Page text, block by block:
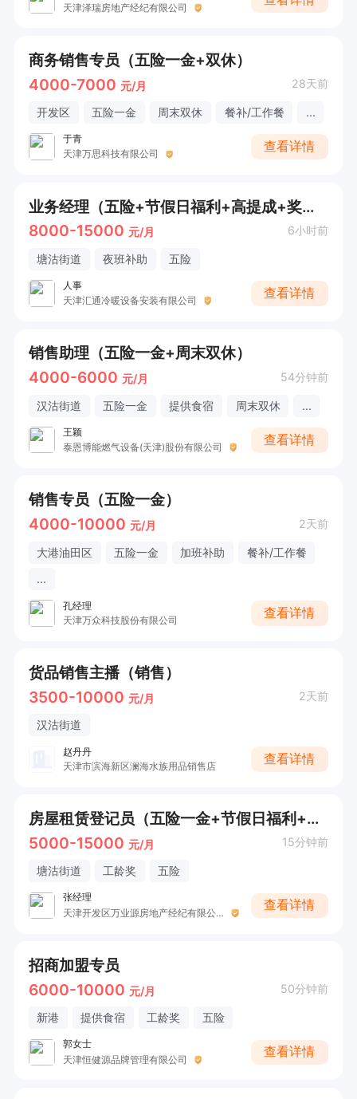
天津泽瑞房地产经纪有限公司
商务销售专员（五险一金+双休）
4000-7000 元/月 28天前
开发区 五险一金 周末双休 餐补/工作餐 ...
于青
天津万思科技有限公司
查看详情
业务经理（五险+节假日福利+高提成+奖金+旅游）
8000-15000 元/月 6小时前
塘沽街道 夜班补助 五险
人事
天津汇通冷暖设备安装有限公司
查看详情
销售助理（五险一金+周末双休）
4000-6000 元/月 54分钟前
汉沽街道 五险一金 提供食宿 周末双休 ...
王颖
泰恩博能燃气设备(天津)股份有限公司
查看详情
销售专员（五险一金）
4000-10000 元/月 2天前
大港油田区 五险一金 加班补助
餐补/工作餐
...
孔经理
天津万众科技股份有限公司
查看详情
货品销售主播（销售）
3500-10000 元/月 2天前
汉沽街道
赵丹丹
天津市滨海新区澜海水族用品销售店
查看详情
房屋租赁登记员（五险一金+节假日福利+时间自由）
5000-15000 元/月 15分钟前
塘沽街道 工龄奖 五险
张经理
天津开发区万业源房地产经纪有限公司
查看详情
招商加盟专员
6000-10000 元/月 50分钟前
新港 提供食宿 工龄奖 五险
郭女士
天津恒健源品牌管理有限公司
查看详情